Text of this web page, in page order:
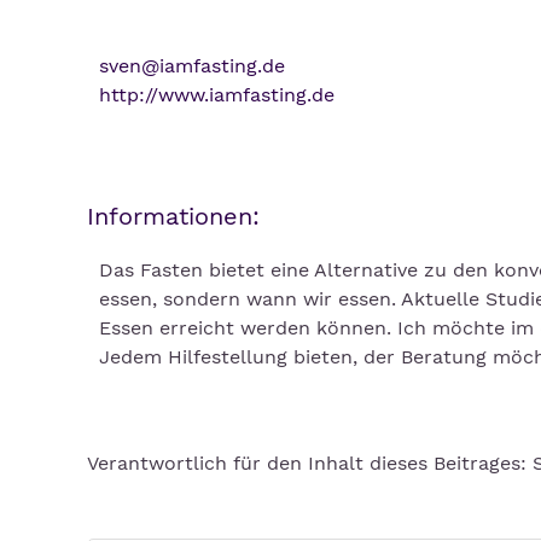
sven@iamfasting.de
http://www.iamfasting.de
Informationen:
Das Fasten bietet eine Alternative zu den
essen, sondern wann wir essen. Aktuelle
Essen erreicht werden können. Ich möchte
Jedem Hilfestellung bieten, der Beratung
Verantwortlich für den Inhalt dieses Beitrages: